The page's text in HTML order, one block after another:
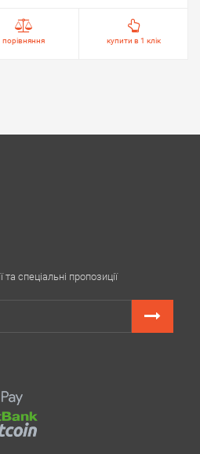
порівняння купити в 1 клік
спеціальні пропозиції